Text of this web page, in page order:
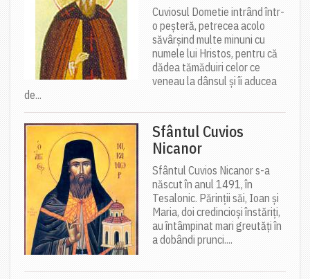
Cuviosul Dometie intrând într-
o peșteră, petrecea acolo
săvârșind multe minuni cu
numele lui Hristos, pentru că
dădea tămăduiri celor ce
veneau la dânsul și îi aducea
de...
Sfântul Cuvios
Nicanor
Sfântul Cuvios Nicanor s-a
născut în anul 1491, în
Tesalonic. Părinții săi, Ioan și
Maria, doi credincioși înstăriți,
au întâmpinat mari greutăți în
a dobândi prunci....